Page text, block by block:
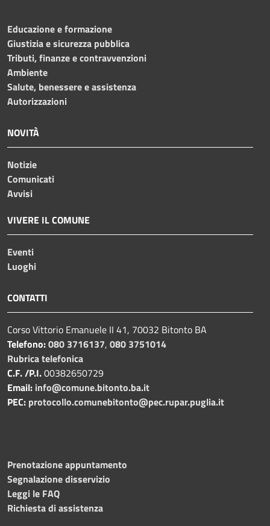
Educazione e formazione
Giustizia e sicurezza pubblica
Tributi, finanze e contravvenzioni
Ambiente
Salute, benessere e assistenza
Autorizzazioni
NOVITÀ
Notizie
Comunicati
Avvisi
VIVERE IL COMUNE
Eventi
Luoghi
CONTATTI
Corso Vittorio Emanuele II 41, 70032 Bitonto BA
Telefono:080 3716137, 080 3751014
Rubrica telefonica
C.F. /P.I.00382650729
Email: info@comune.bitonto.ba.it
PEC: protocollo.comunebitonto@pec.rupar.puglia.it
Prenotazione appuntamento
Segnalazione disservizio
Leggi le FAQ
Richiesta di assistenza